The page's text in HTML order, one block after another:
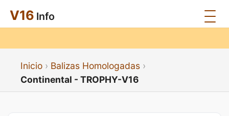
V16 Info
Inicio
Balizas Homologadas
Continental - TROPHY-V16